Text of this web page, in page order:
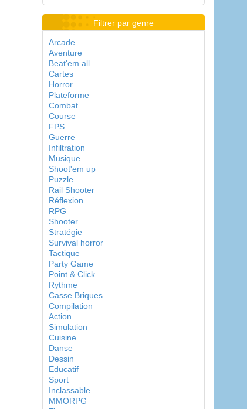
Filtrer par genre
Arcade
Aventure
Beat'em all
Cartes
Horror
Plateforme
Combat
Course
FPS
Guerre
Infiltration
Musique
Shoot'em up
Puzzle
Rail Shooter
Réflexion
RPG
Shooter
Stratégie
Survival horror
Tactique
Party Game
Point & Click
Rythme
Casse Briques
Compilation
Action
Simulation
Cuisine
Danse
Dessin
Educatif
Sport
Inclassable
MMORPG